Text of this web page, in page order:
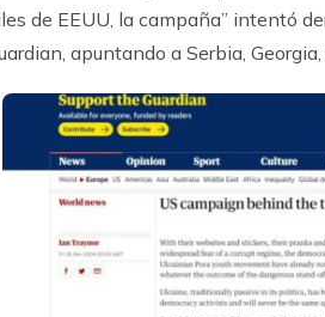
de EEUU, la campaña” intentó
apuntando a Serbia,